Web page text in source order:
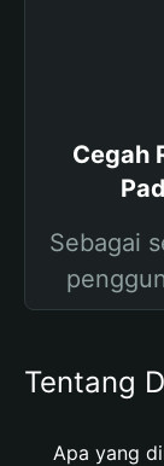
Cegah
Sebagai
Tentang
Apa yang